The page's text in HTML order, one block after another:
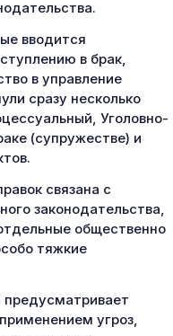
вводится
в брак,
в управление
сразу несколько
Уголовно-
(супружестве) и
связана с
законодательства,
общественно
тяжкие
предусматривает
угроз,